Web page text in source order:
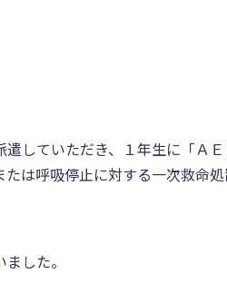
していただき、１年生に「ＡＥ
は呼吸停止に対する一次救命
した。